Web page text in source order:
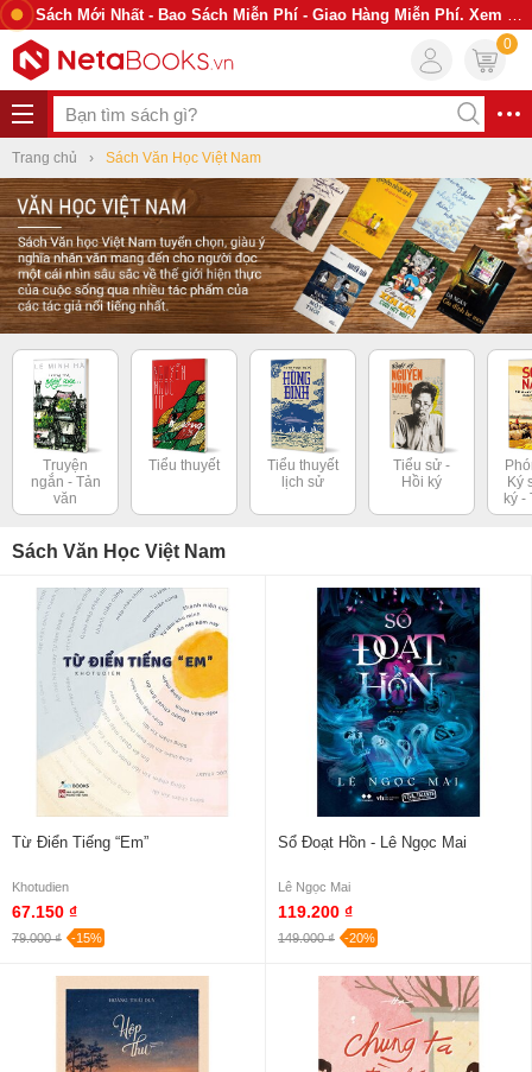
Sách Mới Nhất - Bao Sách Miễn Phí - Giao Hàng Miễn Phí. Xem Ngay
0
Trang chủ Sách Văn Học Việt Nam
Truyện
ngắn - Tản
văn
Tiểu thuyết
Tiểu thuyết
lịch sử
Tiểu sử -
Hồi ký
Ký
ký -
Sách Văn Học Việt Nam
Từ Điển Tiếng “Em”
Khotudien
67.150 ₫
79.000 ₫ -15%
Sổ Đoạt Hồn - Lê Ngọc Mai
Lê Ngọc Mai
119.200 ₫
149.000 ₫ -20%